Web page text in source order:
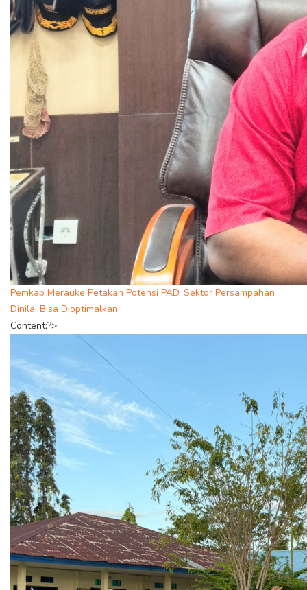
Pemkab Merauke Petakan Potensi PAD, Sektor Persampahan
Dinilai Bisa Dioptimalkan
Content;?>